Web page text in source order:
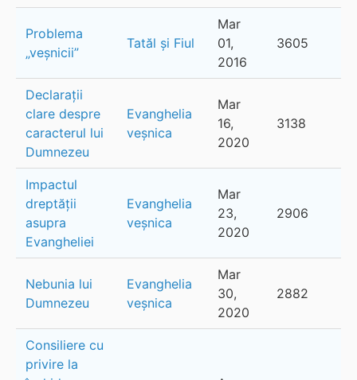
Problema
„veșnicii”
Tatăl și Fiul
Mar
01,
2016
3605
Declarații
clare despre
caracterul lui
Dumnezeu
Evanghelia
veșnica
Mar
16,
2020
3138
Impactul
dreptății
asupra
Evangheliei
Evanghelia
veșnica
Mar
23,
2020
2906
Nebunia lui
Dumnezeu
Evanghelia
veșnica
Mar
30,
2020
2882
Consiliere cu
privire la